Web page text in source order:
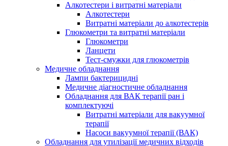
Алкотестери і витратні матеріали
Алкотестери
Витратні матеріали до алкотестерів
Глюкометри та витратні матеріали
Глюкометри
Ланцети
Тест-смужки для глюкометрів
Медичне обладнання
Лампи бактерицидні
Медичне діагностичне обладнання
Обладнання для ВАК терапії ран і
комплектуючі
Витратні матеріали для вакуумної
терапії
Насоси вакуумної терапії (ВАК)
Обладнання для утилізації медичних відходів